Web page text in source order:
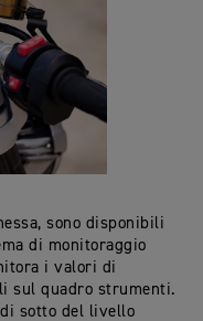
sono disponibili
di monitoraggio
i valori di
sul quadro strumenti.
di sotto del livello